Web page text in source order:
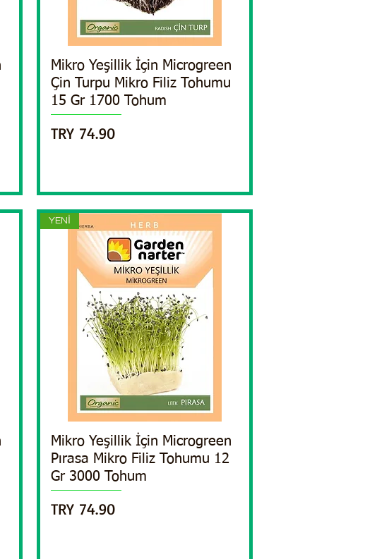
Quick View
Mikro Yeşillik İçin Microgreen
Çin Turpu Mikro Filiz Tohumu
15 Gr 1700 Tohum
Price
TRY 74.90
Quick View
YENİ
Mikro Yeşillik İçin Microgreen
Pırasa Mikro Filiz Tohumu 12
Gr 3000 Tohum
Price
TRY 74.90